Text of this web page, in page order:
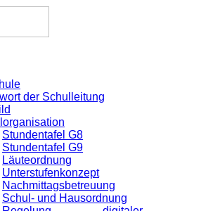
der Schulleitung
Stundentafel G8
Stundentafel G9
Läuteordnung
Unterstufenkonzept
Nachmittagsbetreuung
Schul- und Hausordnung